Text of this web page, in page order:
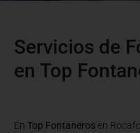
Servicios de
en Top
En Top Fontaneros en